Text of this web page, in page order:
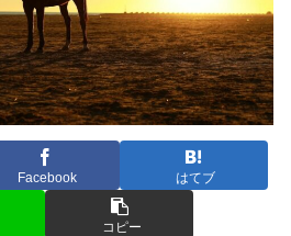
Facebook はてブ
コピー